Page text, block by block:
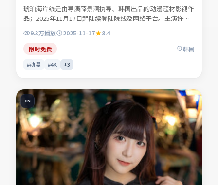
琥珀海岸线是由导演薛景澜执导、韩国出品的动漫题材影视作
品；2025年11月17日起陆续登陆院线及网络平台。主演许南
星、商时序、叶声遥、苏念白等共同诠释一段充满转折的人物
命运。人物动机层层揭开，真相并非唯一答案。适合检索「动
漫电影」「韩国影片」「2025年上映」等关键词的观众收
9.3万播放 2025-11-17
8.4
限时免费
韩国
#动漫 #4K +3
CN